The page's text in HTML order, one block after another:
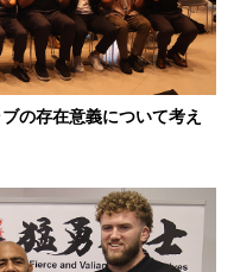
の存在意義について考え